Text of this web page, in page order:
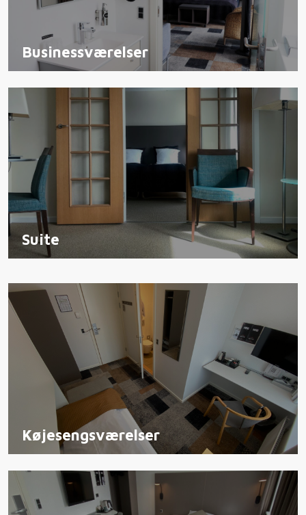
Businessværelser
Suite
Køjesengsværelser